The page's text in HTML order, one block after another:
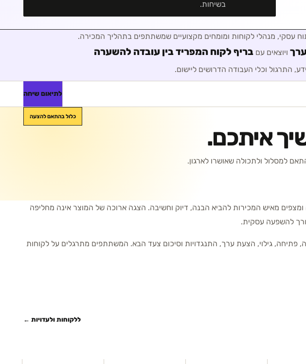
בשיחות.
עסקי, מנהלי לקוחות ומומחים מקצועיים שמשתתפים בתהליך המכירה.
ויוצאים עם בריף לקוח המפריד בין עובדה להשערה
התרגול וכלי העבודה הדרושים ליישום.
לתיאום שיחה
איתכם.
למסלול ולתכולה שאושרו לארגון.
כלול בהתאם להצעה
מאיש המכירות להביא הבנה, דיוק וחשיבה. הצגה ארוכה של המוצר אינה מחליפה
להשפעה עסקית.
פתיחה, גילוי, הצעת ערך, התנגדויות וסיכום צעד הבא. המשתתפים מתרגלים על לקוחות
ללקוחות ולעדויות ←